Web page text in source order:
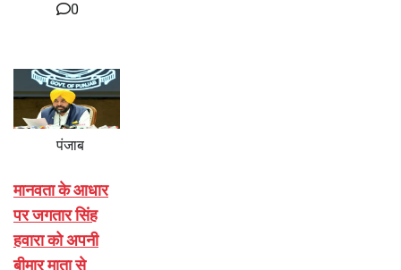
0
पंजाब
मानवता के आधार
पर जगतार सिंह
हवारा को अपनी
बीमार माता से